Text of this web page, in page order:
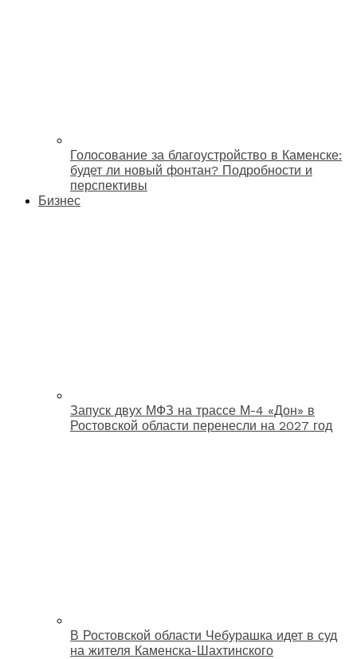
Голосование за благоустройство в Каменске:
будет ли новый фонтан? Подробности и
перспективы
Бизнес
Запуск двух МФЗ на трассе М-4 «Дон» в
Ростовской области перенесли на 2027 год
В Ростовской области Чебурашка идет в суд
на жителя Каменска-Шахтинского